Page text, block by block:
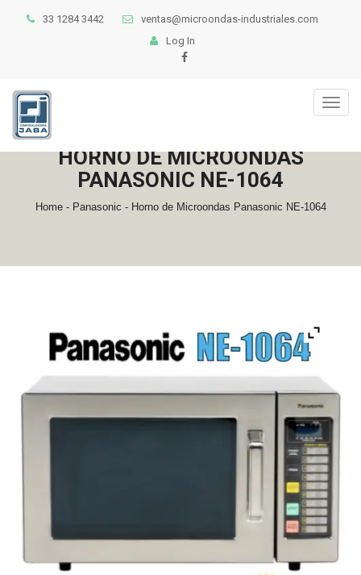
33 1284 3442
ventas@microondas-industriales.com
Log In
HORNO DE MICROONDAS
PANASONIC NE-1064
Home- Panasonic - Horno de Microondas Panasonic NE-1064